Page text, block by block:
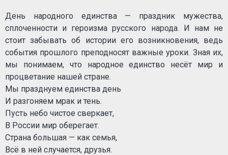
День народного единства — праздник мужества,
сплоченности и героизма русского народа. И нам не
стоит забывать об истории его возникновения, ведь
события прошлого преподносят важные уроки. Зная их,
мы понимаем, что народное единство несёт мир и
процветание нашей стране.
Мы празднуем единства день
И разгоняем мрак и тень.
Пусть небо чистое сверкает,
В России мир оберегает.
Страна большая — как семья,
Всё в ней случается, друзья.